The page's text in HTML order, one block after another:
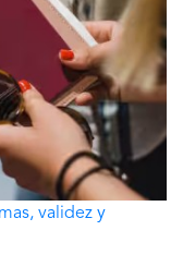
validez y